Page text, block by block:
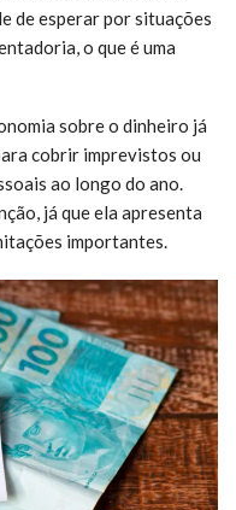
de esperar por situações
o que é uma
sobre o dinheiro já
cobrir imprevistos ou
ao longo do ano.
já que ela apresenta
importantes.